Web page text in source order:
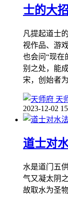
士的大招
凡提起道士
视作品、游
也会问“现在
别之处，能
宋，创始者
天
2023-12-02
道士对
水是道门五
气又凝太阴
故取水为圣